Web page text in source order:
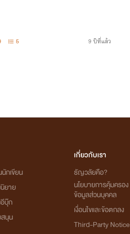
5 9 ปีที่แล้ว
กเขียน
ยาย
บุ๊ก
นุน
เกี่ยวกับเรา
ธัญวลัยคือ?
นโยบายการคุ้มครอง
ข้อมูลส่วนบุคคล
เงื่อนไขและข้อตกลง
Third-Party Notice